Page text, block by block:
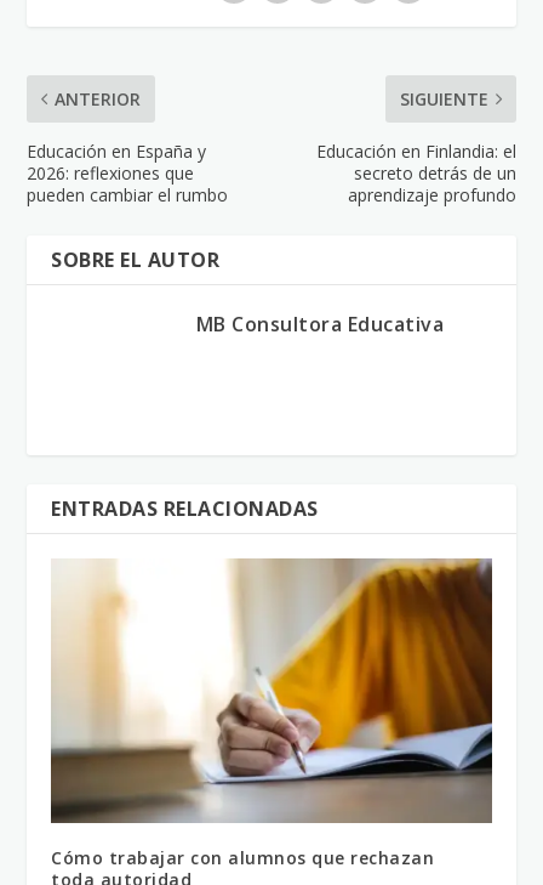
ANTERIOR
Educación en España y
2026: reflexiones que
pueden cambiar el rumbo
SIGUIENTE
Educación en Finlandia: el
secreto detrás de un
aprendizaje profundo
SOBRE EL AUTOR
MB Consultora Educativa
ENTRADAS RELACIONADAS
Cómo trabajar con alumnos que rechazan
toda autoridad